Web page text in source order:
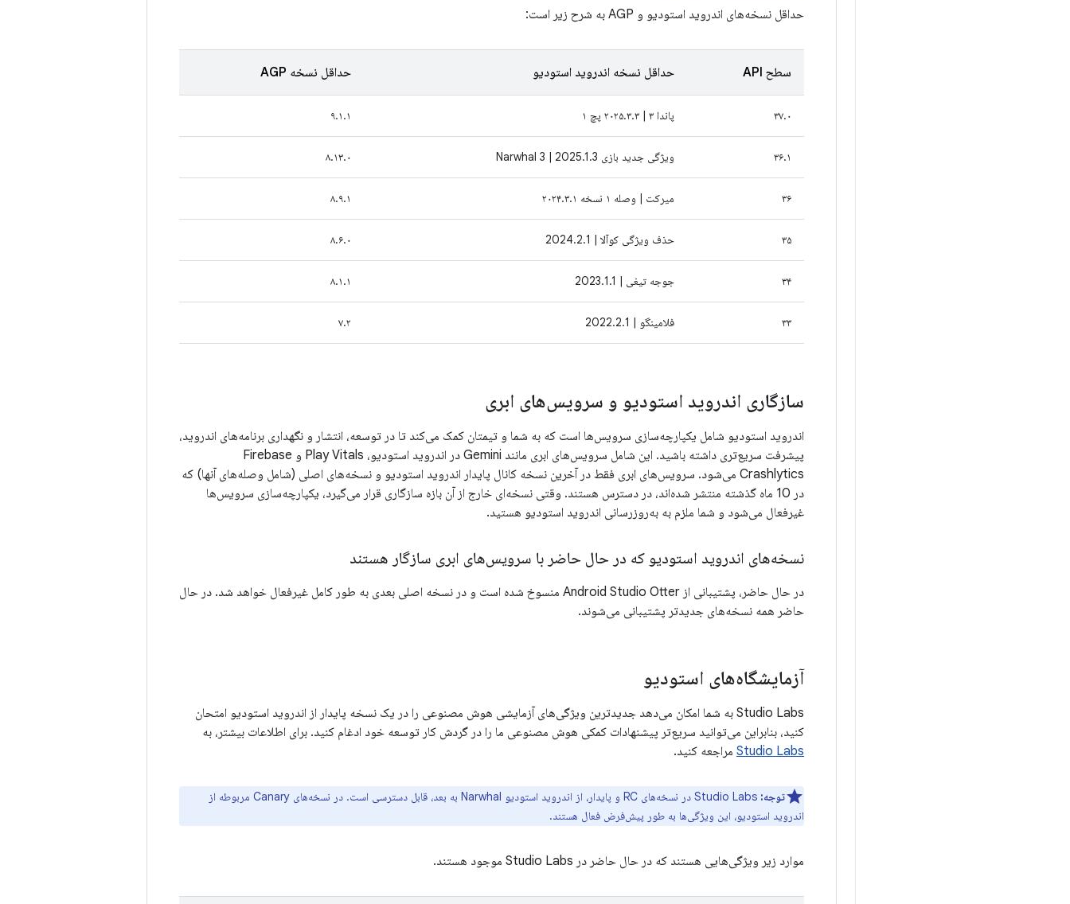
حداقل نسخه‌های اندروید استودیو و AGP به شرح زیر است:
سطح API حداقل نسخه اندروید استودیو حداقل نسخه AGP
۳۷.۰ پاندا ۳ | ۲۰۲۵.۳.۳ پچ ۱ ۹.۱.۱
۳۶.۱ ویژگی جدید بازی Narwhal 3 | 2025.1.3 ۸.۱۳.۰
۳۶ میرکت | وصله ۱ نسخه ۲۰۲۴.۳.۱ ۸.۹.۱
۳۵ حذف ویژگی کوآلا | 2024.2.1 ۸.۶.۰
۳۴ جوجه تیغی | 2023.1.1 ۸.۱.۱
۳۳ فلامینگو | 2022.2.1 ۷.۲
سازگاری اندروید استودیو و سرویس‌های ابری
اندروید استودیو شامل یکپارچه‌سازی سرویس‌ها است که به شما و تیمتان کمک می‌کند تا در توسعه، انتشار و نگهداری برنامه‌های اندروید،
پیشرفت سریع‌تری داشته باشید. این شامل سرویس‌های ابری مانند Gemini در اندروید استودیو، Play Vitals و Firebase
Crashlytics می‌شود. سرویس‌های ابری فقط در آخرین نسخه کانال پایدار اندروید استودیو و نسخه‌های اصلی (شامل وصله‌های آنها) که
در 10 ماه گذشته منتشر شده‌اند، در دسترس هستند. وقتی نسخه‌ای خارج از آن بازه سازگاری قرار می‌گیرد، یکپارچه‌سازی سرویس‌ها
غیرفعال می‌شود و شما ملزم به به‌روزرسانی اندروید استودیو هستید.
نسخه‌های اندروید استودیو که در حال حاضر با سرویس‌های ابری سازگار هستند
در حال حاضر، پشتیبانی از Android Studio Otter منسوخ شده است و در نسخه اصلی بعدی به طور کامل غیرفعال خواهد شد. در حال
حاضر همه نسخه‌های جدیدتر پشتیبانی می‌شوند.
آزمایشگاه‌های استودیو
Studio Labs به شما امکان می‌دهد جدیدترین ویژگی‌های آزمایشی هوش مصنوعی را در یک نسخه پایدار از اندروید استودیو امتحان
کنید، بنابراین می‌توانید سریع‌تر پیشنهادات کمکی هوش مصنوعی ما را در گردش کار توسعه خود ادغام کنید. برای اطلاعات بیشتر، به
Studio Labs مراجعه کنید.
توجه:
Studio Labs در نسخه‌های RC و پایدار، از اندروید استودیو Narwhal به بعد، قابل دسترسی است. در نسخه‌های Canary مربوطه از
اندروید استودیو، این ویژگی‌ها به طور پیش‌فرض فعال هستند.
موارد زیر ویژگی‌هایی هستند که در حال حاضر در Studio Labs موجود هستند.